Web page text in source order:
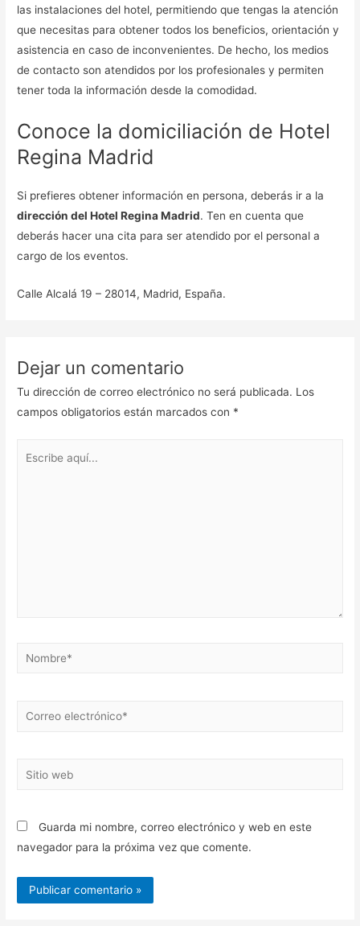
las instalaciones del hotel, permitiendo que tengas la atención
que necesitas para obtener todos los beneficios, orientación y
asistencia en caso de inconvenientes. De hecho, los medios
de contacto son atendidos por los profesionales y permiten
tener toda la información desde la comodidad.
Conoce la domiciliación de Hotel
Regina Madrid
Si prefieres obtener información en persona, deberás ir a la
dirección del Hotel Regina Madrid. Ten en cuenta que
deberás hacer una cita para ser atendido por el personal a
cargo de los eventos.
Calle Alcalá 19 – 28014, Madrid, España.
Dejar un comentario
Tu dirección de correo electrónico no será publicada. Los
campos obligatorios están marcados con *
Nombre*
Correo
Sitio
Guarda mi nombre, correo electrónico y web en este
navegador para la próxima vez que comente.